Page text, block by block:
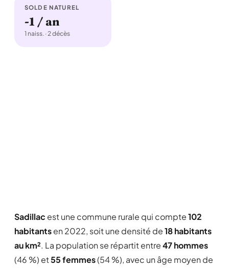
SOLDE NATUREL
-1 / an
1 naiss. · 2 décès
Sadillac est une commune rurale qui compte102
habitantsen 2022, soit une densité de18 habitants
au km². La population se répartit entre47 hommes
(46 %) et55 femmes(54 %), avec un âge moyen de